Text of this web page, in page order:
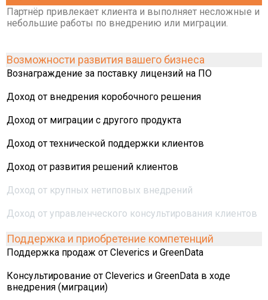
Партнёр привлекает клиента и выполняет несложные и
небольшие работы по внедрению или миграции.
Возможности развития вашего бизнеса
Вознаграждение за поставку лицензий на ПО
Доход от внедрения коробочного решения
Доход от миграции с другого продукта
Доход от технической поддержки клиентов
Доход от развития решений клиентов
Доход от крупных нетиповых внедрений
Доход от управленческого консультирования клиентов
Поддержка и приобретение компетенций
Поддержка продаж от Cleverics и GreenData
Консультирование от Cleverics и GreenData в ходе
внедрения (миграции)